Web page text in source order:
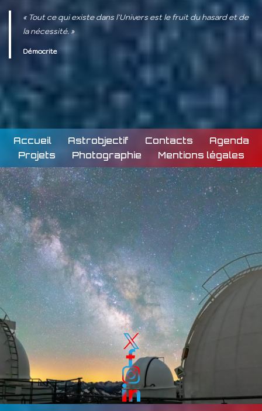
« Tout ce qui existe dans l'Univers est le fruit du hasard et de
la nécessité. »
Démocrite
Accueil Astrobjectif Contacts
Agenda
Projets
Photographie Mentions légales